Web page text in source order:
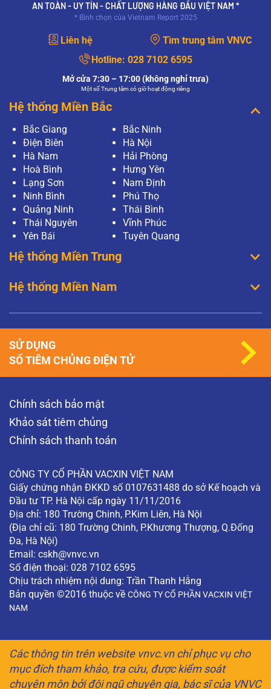
AN TOÀN - UY TÍN - CHẤT LƯỢNG HÀNG ĐẦU VIỆT NAM *
* Bình chọn của Vietnam Report 2025
Liên hệ
Tìm trung tâm VNVC
Hotline: 028 7102 6595
Mở cửa 7:30 – 17:00 (không nghỉ trưa)
Một số Trung tâm có giờ hoạt động riêng
Hệ thống Miền Bắc
Bắc Giang
Bắc Ninh
Điện Biên
Hà Nội
Hà Nam
Hải Phòng
Hoà Bình
Hưng Yên
Lạng Sơn
Nam Định
Ninh Bình
Phú Thọ
Quảng Ninh
Thái Bình
Thái Nguyên
Vĩnh Phúc
Yên Bái
Tuyên Quang
Hệ thống Miền Trung
Hệ thống Miền Nam
Chính sách bảo mật
Khảo sát tiêm chủng
Chính sách thanh toán
CÔNG TY CỔ PHẦN VACXIN VIỆT NAM
Giấy chứng nhận ĐKKD số 0107631488 do sở Kế hoạch và
Đầu tư TP. Hà Nội cấp ngày 11/11/2016
Địa chỉ: 180 Trường Chinh, P.Kim Liên, Hà Nội
(Địa chỉ cũ: 180 Trường Chinh, P.Khương Thượng, Q.Đống
Đa, Hà Nội)
Email: cskh@vnvc.vn
Số điện thoại: 028 7102 6595
Chịu trách nhiệm nội dung: Trần Thanh Hằng
Bản quyền ©2016 thuộc về CÔNG TY CỔ PHẦN VACXIN VIỆT
NAM
SỬ DỤNG
SỔ TIÊM CHỦNG ĐIỆN TỬ
Các thông tin trên website vnvc.vn chỉ phục vụ cho
mục đích tham khảo, tra cứu, được kiểm soát
chuyên môn bởi đội ngũ chuyên gia, bác sĩ của VNVC